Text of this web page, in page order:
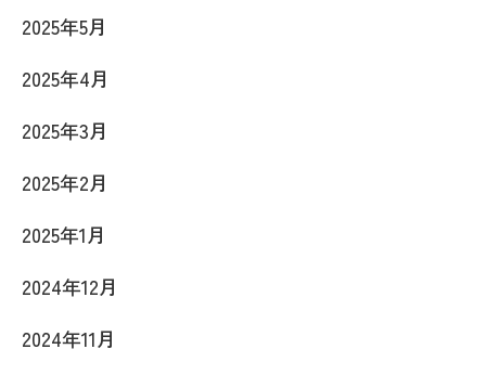
2025年5月
2025年4月
2025年3月
2025年2月
2025年1月
2024年12月
2024年11月